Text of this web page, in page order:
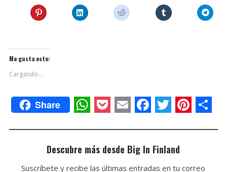
Me gusta esto:
Cargando...
Share
h
a
o
c
m
a
a
c
w
i
i
n
o
Descubre más desde Big In Finland
Suscríbete y recibe las últimas entradas en tu correo